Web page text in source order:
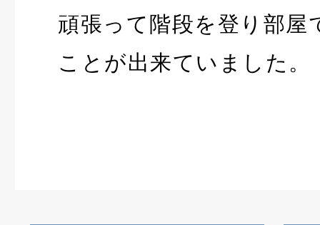
頑張って階段を登り部屋
ことが出来ていました。